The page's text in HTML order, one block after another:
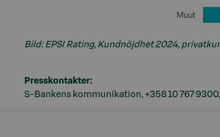
Bild: EPSI Rating, Kundnöjdhet 2024,
Presskontakter:
S-Bankens kommunikation, +358 10 767